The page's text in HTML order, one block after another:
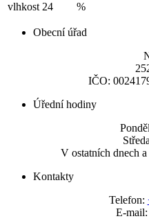
vlhkost 24 %
Obecní úřad
IČO:
Úřední hodiny
V ostatních dnech
Kontakty
Telefon:
E-mail: